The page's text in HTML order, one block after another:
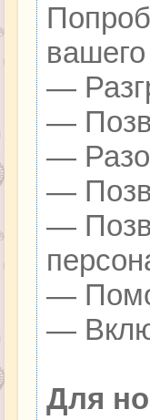
—
—
—
—
—
—
—
Для